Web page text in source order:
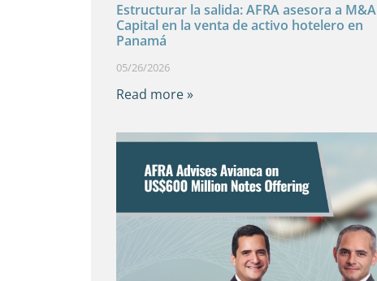
Estructurar la salida: AFRA asesora a M&A
Capital en la venta de activo hotelero en
Panamá
05/26/2026
Read more »